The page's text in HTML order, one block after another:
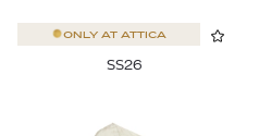
ONLY AT ATTICA
SS26